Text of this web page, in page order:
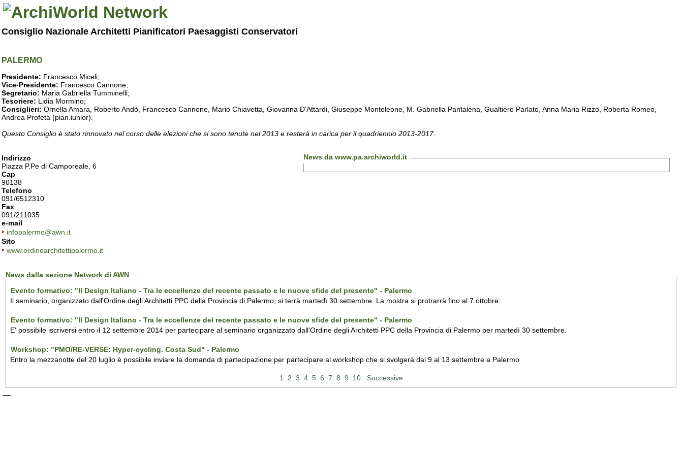
Consiglio Nazionale Architetti Pianificatori Paesaggisti Conservatori
PALERMO
Presidente: Francesco Miceli;
Vice-Presidente: Francesco Cannone;
Segretario: Maria Gabriella Tumminelli;
Tesoriere: Lidia Mormino;
Consiglieri: Ornella Amara, Roberto Andò, Francesco Cannone, Mario Chiavetta, Giovanna D'Attardi, Giuseppe Monteleone, M. Gabriella Pantalena, Gualtiero Parlato, Anna Maria Rizzo, Roberta Romeo,
Andrea Profeta (pian.iunior).
Questo Consiglio è stato rinnovato nel corso delle elezioni che si sono tenute nel 2013 e resterà in carica per il quadriennio 2013-2017.
Indirizzo
Piazza P.Pe di Camporeale, 6
Cap
90138
Telefono
091/6512310
Fax
091/211035
e-mail
infopalermo@awn.it
Sito
www.ordinearchitettipalermo.it
News da www.pa.archiworld.it
News dalla sezione Network di AWN
Evento formativo: "Il Design Italiano - Tra le eccellenze del recente passato e le nuove sfide del presente" - Palermo
Il seminario, organizzato dall'Ordine degli Architetti PPC della Provincia di Palermo, si terrà martedì 30 settembre. La mostra si protrarrà fino al 7 ottobre.
Evento formativo: "Il Design Italiano - Tra le eccellenze del recente passato e le nuove sfide del presente" - Palermo
E' possibile iscriversi entro il 12 settembre 2014 per partecipare al seminario organizzato dall'Ordine degli Architetti PPC della Provincia di Palermo per martedì 30 settembre.
Workshop: "PMO/RE-VERSE: Hyper-cycling. Costa Sud" - Palermo
Entro la mezzanotte del 20 luglio è possibile inviare la domanda di partecipazione per partecipare al workshop che si svolgerà dal 9 al 13 settembre a Palermo
1 2 3 4 5 6 7 8 9 10 Successive